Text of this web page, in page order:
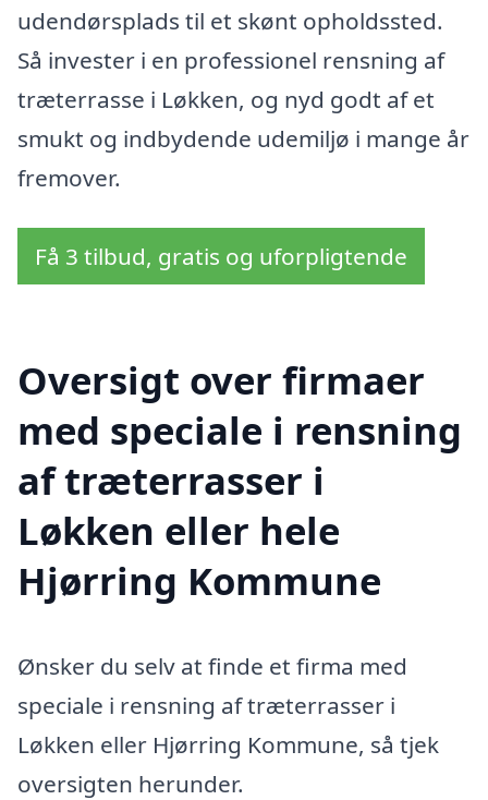
udendørsplads til et skønt opholdssted.
Så invester i en professionel rensning af
træterrasse i Løkken, og nyd godt af et
smukt og indbydende udemiljø i mange år
fremover.
Få 3 tilbud, gratis og uforpligtende
Oversigt over firmaer
med speciale i rensning
af træterrasser i
Løkken eller hele
Hjørring Kommune
Ønsker du selv at finde et firma med
speciale i rensning af træterrasser i
Løkken eller Hjørring Kommune, så tjek
oversigten herunder.